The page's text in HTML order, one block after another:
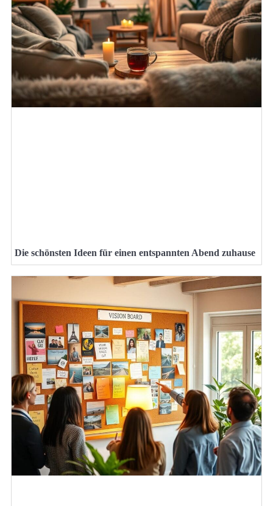
Die schönsten Ideen für einen entspannten Abend zuhause